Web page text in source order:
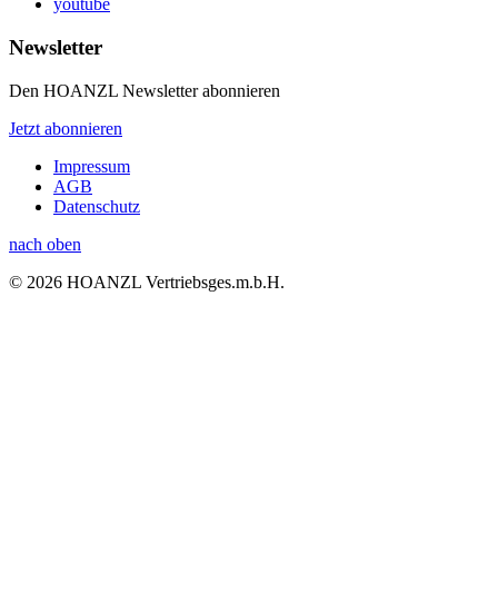
youtube
Newsletter
Den HOANZL Newsletter abonnieren
Jetzt abonnieren
Impressum
AGB
Datenschutz
nach oben
© 2026 HOANZL Vertriebsges.m.b.H.